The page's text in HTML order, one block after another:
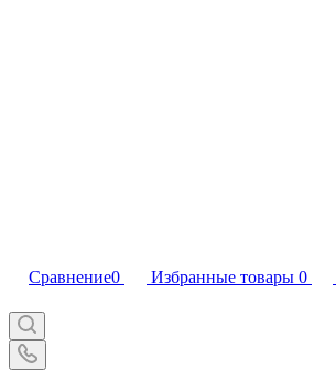
Сравнение0 Избранные товары 0